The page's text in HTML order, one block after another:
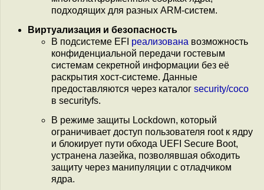
подходящих для разных ARM-систем.
Виртуализация и безопасность
В подсистеме EFI реализована возможность
конфиденциальной передачи гостевым
системам секретной информации без её
раскрытия хост-системе. Данные
предоставляются через каталог security/coco
в securityfs.
В режиме защиты Lockdown, который
ограничивает доступ пользователя root к ядру
и блокирует пути обхода UEFI Secure Boot,
устранена лазейка, позволявшая обходить
защиту через манипуляции с отладчиком
ядра.